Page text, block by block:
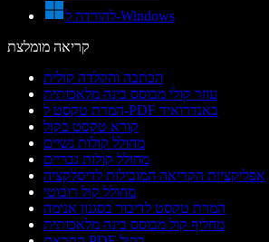
להורדה ל-Windows
קריאה מומלצת
הכתבה והקלדה קולית
עוזר קולי מבוסס בינה מלאכותית
המרת טקסט ל-PDF באנדרואיד
קורא טקסט בקול
מחולל קולות נשיים
מחולל קולות גבריים
אפליקציות הקריאה המובילות לדיסלקציה
מחולל קול רובוטי
המרת טקסט לדיבור בסגנון אנימה
מחליף קול מבוסס בינה מלאכותית